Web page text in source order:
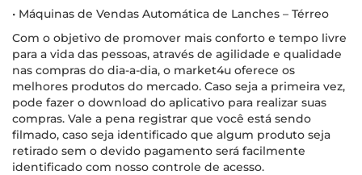
• Máquinas de Vendas Automática de Lanches – Térreo
Com o objetivo de promover mais conforto e tempo livre
para a vida das pessoas, através de agilidade e qualidade
nas compras do dia-a-dia, o market4u oferece os
melhores produtos do mercado. Caso seja a primeira vez,
pode fazer o download do aplicativo para realizar suas
compras. Vale a pena registrar que você está sendo
filmado, caso seja identificado que algum produto seja
retirado sem o devido pagamento será facilmente
identificado com nosso controle de acesso.